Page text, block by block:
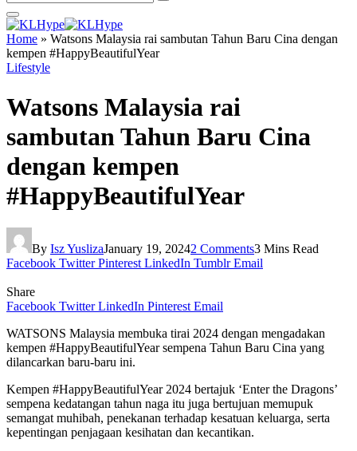
Home » Watsons Malaysia rai sambutan Tahun Baru Cina dengan
kempen #HappyBeautifulYear
Lifestyle
Watsons Malaysia rai
sambutan Tahun Baru Cina
dengan kempen
#HappyBeautifulYear
By Isz YuslizaJanuary 19, 20242 Comments3 Mins Read
Facebook Twitter Pinterest LinkedIn Tumblr Email
Share
Facebook Twitter LinkedIn Pinterest Email
WATSONS Malaysia membuka tirai 2024 dengan mengadakan
kempen #HappyBeautifulYear sempena Tahun Baru Cina yang
dilancarkan baru-baru ini.
Kempen #HappyBeautifulYear 2024 bertajuk ‘Enter the Dragons’
sempena kedatangan tahun naga itu juga bertujuan memupuk
semangat muhibah, penekanan terhadap kesatuan keluarga, serta
kepentingan penjagaan kesihatan dan kecantikan.